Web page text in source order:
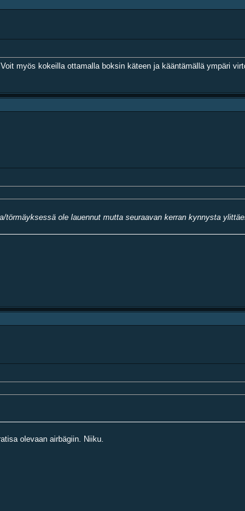
myös kokeilla ottamalla boksin käteen ja kääntämällä ympäri
ole lauennut mutta seuraavan kerran kynnysta
olevaan airbägiin. Niiku.